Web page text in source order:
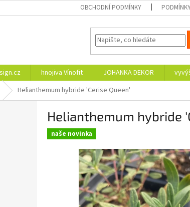
OBCHODNÍ PODMÍNKY
hnojiva Vínofit JOHANKA DEKOR
Helianthemum hybride 'Cerise Queen'
Helianthemum hybride
naše novinka